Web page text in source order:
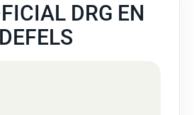
DRG EN